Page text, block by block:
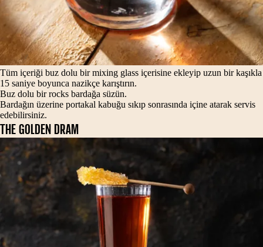
Tüm içeriği buz dolu bir mixing glass içerisine ekleyip uzun bir kaşıkla
15 saniye boyunca nazikçe karıştırın.
Buz dolu bir rocks bardağa süzün.
Bardağın üzerine portakal kabuğu sıkıp sonrasında içine atarak servis
edebilirsiniz.
THE GOLDEN DRAM